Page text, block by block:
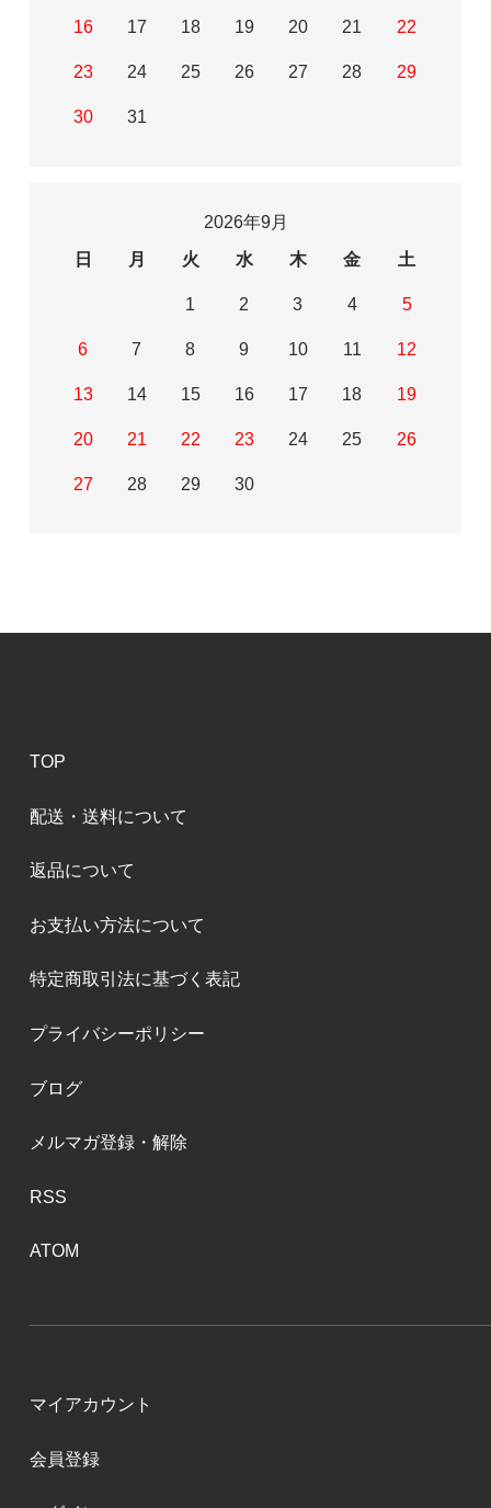
16 17 18 19 20 21 22
23 24 25 26 27 28 29
30 31
2026年9月
日
月 火 水 木 金 土
1 2 3 4 5
6 7 8 9 10 11 12
13 14 15 16 17 18 19
20 21 22 23 24 25 26
27 28 29 30
TOP
配送・送料について
返品について
お支払い方法について
特定商取引法に基づく表記
プライバシーポリシー
ブログ
メルマガ登録・解除
RSS
ATOM
マイアカウント
会員登録